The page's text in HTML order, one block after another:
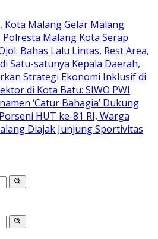
Kota Malang Gelar Malang
Polresta Malang Kota Serap
Bahas Lalu Lintas, Rest Area,
Satu-satunya Kepala Daerah,
Strategi Ekonomi Inklusif di
di Kota Batu: SIWO PWI
‘Catur Bahagia’ Dukung
HUT ke-81 RI, Warga
Diajak Junjung Sportivitas